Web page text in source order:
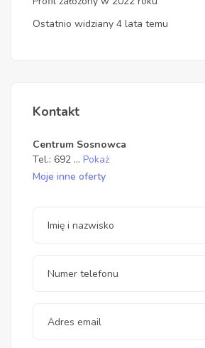
Ostatnio widziany 4 lata temu
Kontakt
Centrum Sosnowca
Tel.: 692 ... Pokaż
Moje inne oferty